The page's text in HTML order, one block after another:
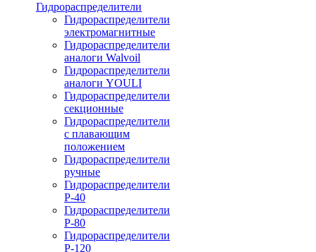
Гидрораспределители
Гидрораспределители
электромагнитные
Гидрораспределители
аналоги Walvoil
Гидрораспределители
аналоги YOULI
Гидрораспределители
секционные
Гидрораспределители
с плавающим
положением
Гидрораспределители
ручные
Гидрораспределители
Р-40
Гидрораспределители
Р-80
Гидрораспределители
Р-120